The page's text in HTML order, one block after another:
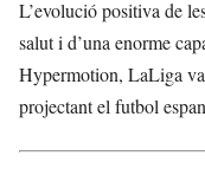
L’evolució positiva de
salut i d’una enorme
Hypermotion, LaLiga
projectant el futbol